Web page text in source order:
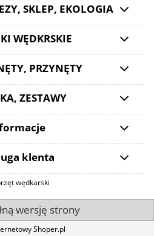
SKLEP, EKOLOGIA
WĘDKRSKIE
PRZYNĘTY
ZESTAWY
klenta
wędkarski
wersję strony
Shoper.pl